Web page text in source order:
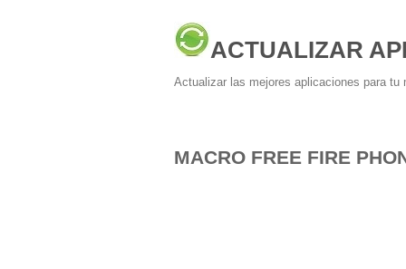
ACTUALIZAR
Actualizar las mejores aplicaciones para tu
MACRO FREE FIRE